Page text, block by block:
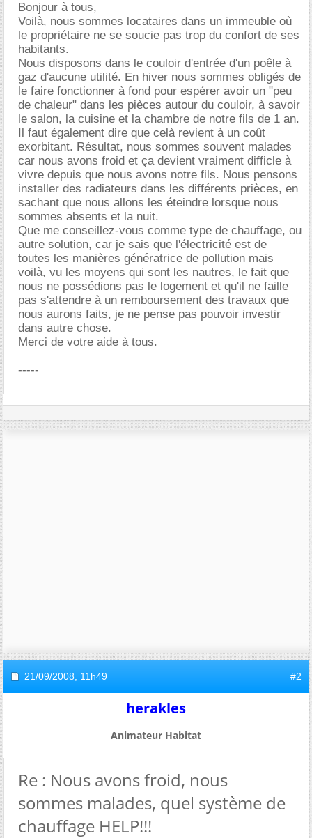
Bonjour à tous,
Voilà, nous sommes locataires dans un immeuble où
le propriétaire ne se soucie pas trop du confort de ses
habitants.
Nous disposons dans le couloir d'entrée d'un poêle à
gaz d'aucune utilité. En hiver nous sommes obligés de
le faire fonctionner à fond pour espérer avoir un "peu
de chaleur" dans les pièces autour du couloir, à savoir
le salon, la cuisine et la chambre de notre fils de 1 an.
Il faut également dire que celà revient à un coût
exorbitant. Résultat, nous sommes souvent malades
car nous avons froid et ça devient vraiment difficle à
vivre depuis que nous avons notre fils. Nous pensons
installer des radiateurs dans les différents prièces, en
sachant que nous allons les éteindre lorsque nous
sommes absents et la nuit.
Que me conseillez-vous comme type de chauffage, ou
autre solution, car je sais que l'électricité est de
toutes les manières génératrice de pollution mais
voilà, vu les moyens qui sont les nautres, le fait que
nous ne possédions pas le logement et qu'il ne faille
pas s'attendre à un remboursement des travaux que
nous aurons faits, je ne pense pas pouvoir investir
dans autre chose.
Merci de votre aide à tous.
-----
21/09/2008, 11h49 #2
herakles
Animateur Habitat
Re : Nous avons froid, nous
sommes malades, quel système de
chauffage HELP!!!